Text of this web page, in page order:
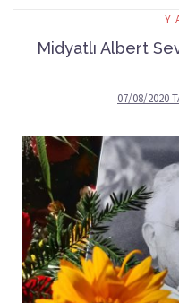
Midyatlı Albert
07/08/2020